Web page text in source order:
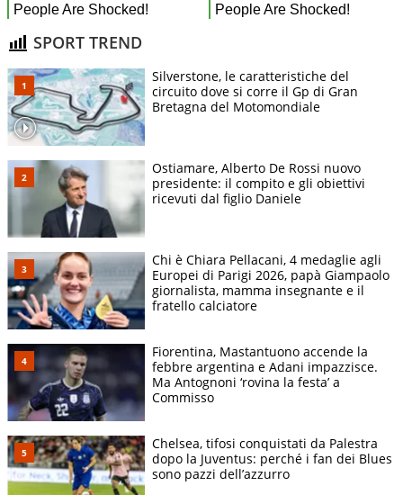
SPORT TREND
Silverstone, le caratteristiche del
circuito dove si corre il Gp di Gran
Bretagna del Motomondiale
Ostiamare, Alberto De Rossi nuovo
presidente: il compito e gli obiettivi
ricevuti dal figlio Daniele
Chi è Chiara Pellacani, 4 medaglie agli
Europei di Parigi 2026, papà Giampaolo
giornalista, mamma insegnante e il
fratello calciatore
Fiorentina, Mastantuono accende la
febbre argentina e Adani impazzisce.
Ma Antognoni ‘rovina la festa’ a
Commisso
Chelsea, tifosi conquistati da Palestra
dopo la Juventus: perché i fan dei Blues
sono pazzi dell’azzurro